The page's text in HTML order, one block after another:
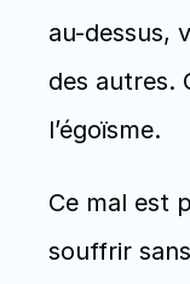
au-dessus,
des autres.
l’égoïsme.
Ce mal est
souffrir